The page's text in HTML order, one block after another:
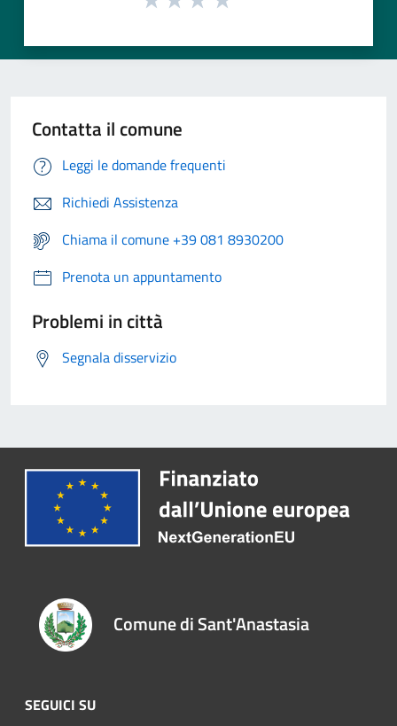
Contatta il comune
Leggi le domande frequenti
Richiedi Assistenza
Chiama il comune +39 081 8930200
Prenota un appuntamento
Problemi in città
Segnala disservizio
Comune di Sant'Anastasia
SEGUICI SU